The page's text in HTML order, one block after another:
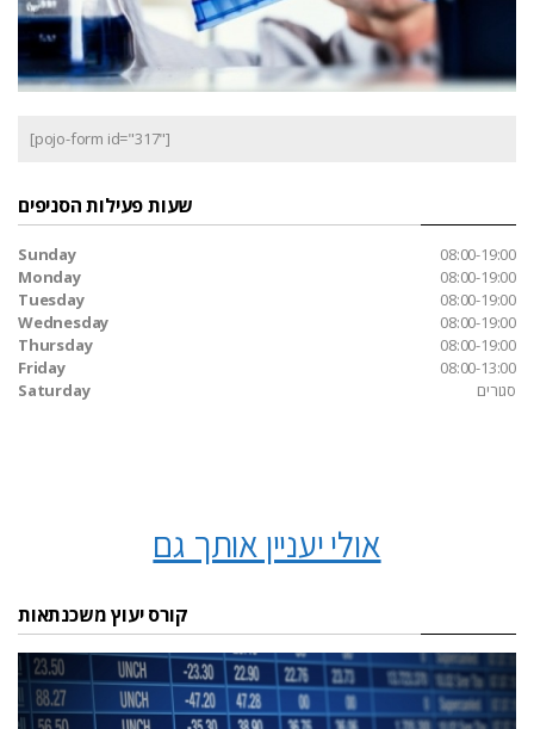
[pojo-form id="317"]
שעות פעילות הסניפים
Sunday
08:00-19:00
Monday
08:00-19:00
Tuesday
08:00-19:00
Wednesday
08:00-19:00
Thursday
08:00-19:00
Friday
08:00-13:00
Saturday
סגורים
אולי יעניין אותך גם
קורס יעוץ משכנתאות